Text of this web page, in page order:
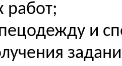
работ;
и